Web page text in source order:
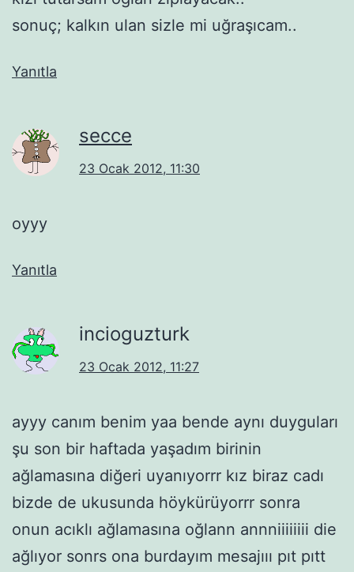
sonuç; kalkın ulan sizle mi uğraşıcam..
Yanıtla
secce
23 Ocak 2012, 11:30
oyyy
Yanıtla
incioguzturk
23 Ocak 2012, 11:27
ayyy canım benim yaa bende aynı duyguları
şu son bir haftada yaşadım birinin
ağlamasına diğeri uyanıyorrr kız biraz cadı
bizde de ukusunda höykürüyorrr sonra
onun acıklı ağlamasına oğlann annniiiiiiii die
ağlıyor sonrs ona burdayım mesajııı pıt pıtt